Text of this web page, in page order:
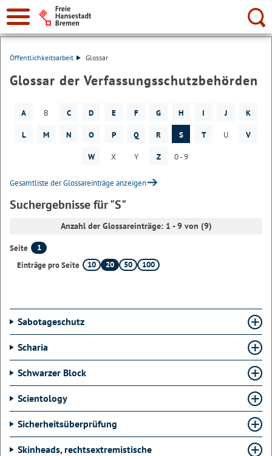
Suche:
Öffentlichkeitsarbeit Glossar
Glossar der Verfassungsschutzbehörden
A B C D E F G H I J K
L M N O P Q R S T U V
W X Y Z 0 - 9
Gesamtliste der Glossareinträge anzeigen
Suchergebnisse für "S"
Anzahl der Glossareinträge: 1 - 9 von (9)
Seite
1
Einträge pro Seite
10 20 50 100
Sabotageschutz
Scharia
Schwarzer Block
Scientology
Sicherheitsüberprüfung
Skinheads, rechtsextremistische